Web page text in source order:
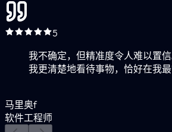
5
我不确定，但精准度令人难以置
我更清楚地看待事物，恰好在我最
马里奥f
软件工程师